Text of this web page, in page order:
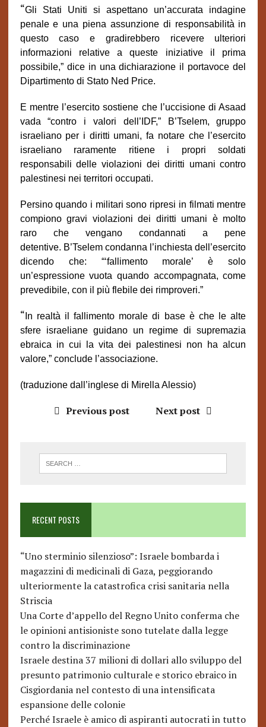
“Gli Stati Uniti si aspettano un’accurata indagine
penale e una piena assunzione di responsabilità in
questo caso e gradirebbero ricevere ulteriori
informazioni relative a queste iniziative il prima
possibile,” dice in una dichiarazione il portavoce del
Dipartimento di Stato Ned Price.
E mentre l’esercito sostiene che l’uccisione di Asaad
vada “contro i valori dell’IDF,” B’Tselem, gruppo
israeliano per i diritti umani, fa notare che l’esercito
israeliano raramente ritiene i propri soldati
responsabili delle violazioni dei diritti umani contro
palestinesi nei territori occupati.
Persino quando i militari sono ripresi in filmati mentre
compiono gravi violazioni dei diritti umani è molto
raro che vengano condannati a pene
detentive. B’Tselem condanna l’inchiesta dell’esercito
dicendo che: “‘fallimento morale’ è solo
un’espressione vuota quando accompagnata, come
prevedibile, con il più flebile dei rimproveri.”
“ In realtà il fallimento morale di base è che le alte
sfere israeliane guidano un regime di supremazia
ebraica in cui la vita dei palestinesi non ha alcun
valore,” conclude l’associazione.
(traduzione dall’inglese di Mirella Alessio)
Previous post Next post
RECENT POSTS
“Uno sterminio silenzioso”: Israele bombarda i
magazzini di medicinali di Gaza, peggiorando
ulteriormente la catastrofica crisi sanitaria nella
Striscia
Una Corte d’appello del Regno Unito conferma che
le opinioni antisioniste sono tutelate dalla legge
contro la discriminazione
Israele destina 37 milioni di dollari allo sviluppo del
presunto patrimonio culturale e storico ebraico in
Cisgiordania nel contesto di una intensificata
espansione delle colonie
Perché Israele è amico di aspiranti autocrati in tutto